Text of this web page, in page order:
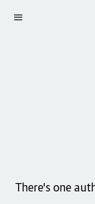
There's one